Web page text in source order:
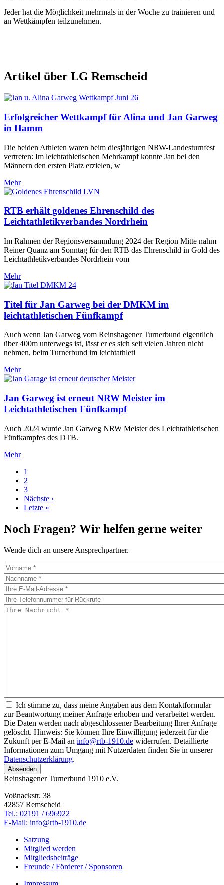
Jeder hat die Möglichkeit mehrmals in der Woche zu trainieren und
an Wettkämpfen teilzunehmen.
Artikel über LG Remscheid
Erfolgreicher Wettkampf für Alina und Jan Garweg
in Hamm
Die beiden Athleten waren beim diesjährigen NRW-Landesturnfest
vertreten: Im leichtathletischen Mehrkampf konnte Jan bei den
Männern den ersten Platz erzielen, w
Mehr
RTB erhält goldenes Ehrenschild des
Leichtathletikverbandes Nordrhein
Im Rahmen der Regionsversammlung 2024 der Region Mitte nahm
Reiner Quanz am Sonntag für den RTB das Ehrenschild in Gold des
Leichtathletikverbandes Nordrhein vom
Mehr
Titel für Jan Garweg bei der DMKM im
leichtathletischen Fünfkampf
Auch wenn Jan Garweg vom Reinshagener Turnerbund eigentlich
über 400m unterwegs ist, lässt er es sich seit vielen Jahren nicht
nehmen, beim Turnerbund im leichtathleti
Mehr
Jan Garweg ist erneut NRW Meister im
Leichtathletischen Fünfkampf
Auch 2024 wurde Jan Garweg NRW Meister des Leichtathletischen
Fünfkampfes des DTB.
Mehr
Seitennummerierung
Page
1
Page
2
Page
3
Nächste
Seite
Nächste ›
Letzte
Letzte »
Noch Fragen? Wir helfen gerne weiter
Wende dich an unsere Ansprechpartner.
Ich stimme zu, dass meine Angaben aus dem Kontaktformular
zur Beantwortung meiner Anfrage erhoben und verarbeitet werden.
Die Daten werden nach abgeschlossener Bearbeitung Ihrer Anfrage
gelöscht. Hinweis: Sie können Ihre Einwilligung jederzeit für die
Zukunft per E-Mail an info@rtb-1910.de widerrufen. Detaillierte
Informationen zum Umgang mit Nutzerdaten finden Sie in unserer
Datenschutzerklärung.
Reinshagener Turnerbund 1910 e.V.
Voßnackstr. 38
42857 Remscheid
Tel.: 02191 / 696922
E-Mail: info@rtb-1910.de
Satzung
Mitglied werden
Mitgliedsbeiträge
Freunde / Förderer / Sponsoren